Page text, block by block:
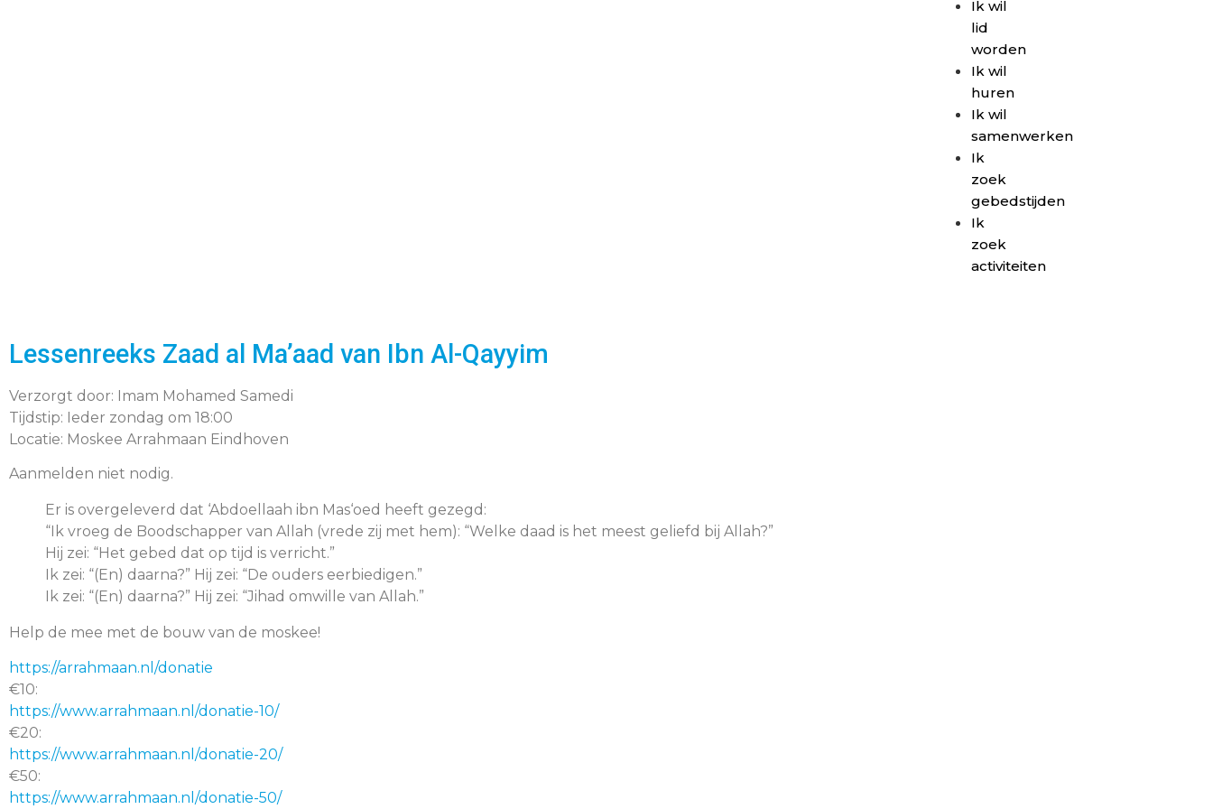
Ik wil
lid
worden
Ik wil
huren
Ik wil
samenwerken
Ik
zoek
gebedstijden
Ik
zoek
activiteiten
Lessenreeks Zaad al Ma’aad van Ibn Al-Qayyim
Verzorgt door: Imam Mohamed Samedi
Tijdstip: Ieder zondag om 18:00
Locatie: Moskee Arrahmaan Eindhoven
Aanmelden niet nodig.
Er is overgeleverd dat ‘Abdoellaah ibn Mas‘oed heeft gezegd:
“Ik vroeg de Boodschapper van Allah (vrede zij met hem): “Welke daad is het meest geliefd bij Allah?”
Hij zei: “Het gebed dat op tijd is verricht.”
Ik zei: “(En) daarna?” Hij zei: “De ouders eerbiedigen.”
Ik zei: “(En) daarna?” Hij zei: “Jihad omwille van Allah.”
Help de mee met de bouw van de moskee!
https://arrahmaan.nl/donatie
€10:
https://www.arrahmaan.nl/donatie-10/
€20:
https://www.arrahmaan.nl/donatie-20/
€50:
https://www.arrahmaan.nl/donatie-50/